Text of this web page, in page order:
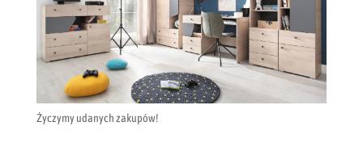
Życzymy udanych zakupów!